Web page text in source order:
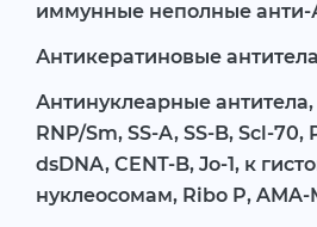
иммунные неполные анти-
Антикератиновые
Антинуклеарные антитела,
RNP/Sm, SS-A, SS-B, Scl-70,
dsDNA, CENT-B, Jo-1, к
нуклеосомам, Ribo P,